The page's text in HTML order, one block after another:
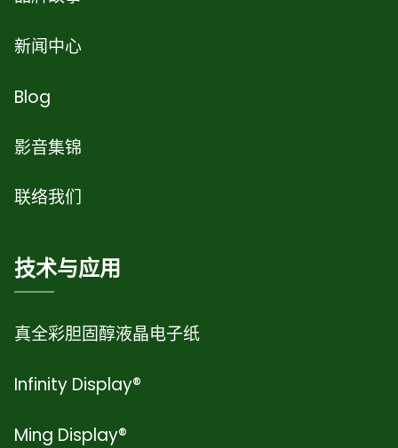
新闻中心
Blog
影音集锦
联络我们
技术与应用
真全彩胆固醇液晶电子纸
Infinity Display®
Ming Display®